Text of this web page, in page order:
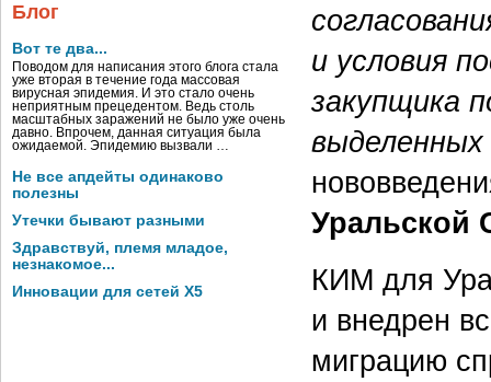
Блог
Вот те два...
Поводом для написания этого блога стала
уже вторая в течение года массовая
вирусная эпидемия. И это стало очень
неприятным прецедентом. Ведь столь
масштабных заражений не было уже очень
давно. Впрочем, данная ситуация была
ожидаемой. Эпидемию вызвали …
Не все апдейты одинаково
полезны
Утечки бывают разными
Здравствуй, племя младое,
незнакомое...
Инновации для сетей X5
и условия
закупщика
Уральской
КИМ для
и внедрен
миграцию